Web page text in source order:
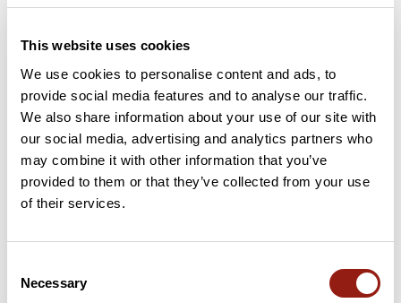
This website uses cookies
We use cookies to personalise content and ads, to
provide social media features and to analyse our traffic.
We also share information about your use of our site with
our social media, advertising and analytics partners who
may combine it with other information that you’ve
provided to them or that they’ve collected from your use
of their services.
Selection
Necessary
Puertos a lo largo de la ruta
13 km
Resumen